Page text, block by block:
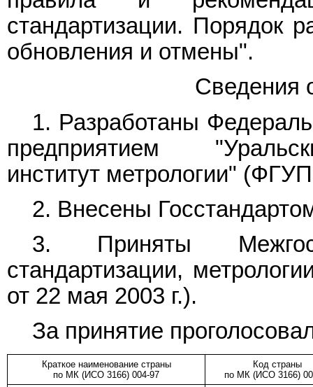
стандартизации. Порядок
обновления и отмены".
Сведения
1. Разработаны
предприятием
институт метрологии"
2. Внесены
3. Приняты
стандартизации,
от 22 мая 2003 г.).
За принятие
Краткое наименование страны
по МК (ИСО 3166) 004-97
Код страны
по МК (ИСО 3166)